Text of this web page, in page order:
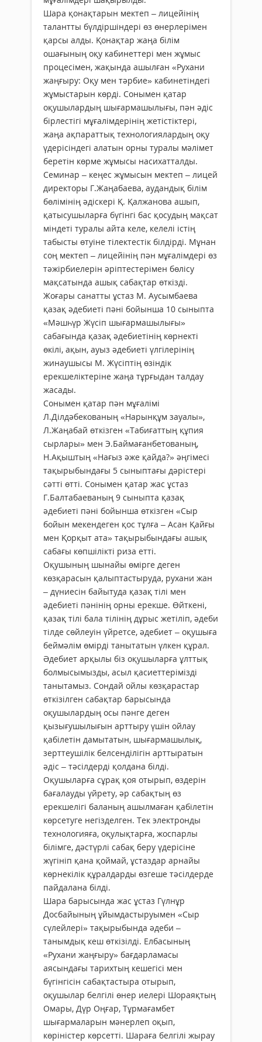
Шара қонақтарын мектеп – лицейінің
талантты бүлдіршіндері өз өнерлерімен
қарсы алды. Қонақтар жаңа білім
ошағының оқу кабинеттері мен жұмыс
процесімен, жақында ашылған «Рухани
жаңғыру: Оқу мен тәрбие» кабинетіндегі
жұмыстарын көрді. Сонымен қатар
оқушылардың шығармашылығы, пән әдіс
бірлестігі мұғалімдерінің жетістіктері,
жаңа ақпараттық технологиялардың оқу
үдерісіндегі алатын орны туралы мәлімет
беретін көрме жұмысы насихатталды.
Семинар – кеңес жұмысын мектеп – лицей
директоры Г.Жаңабаева, аудандық білім
бөлімінің әдіскері Қ. Қалжанова ашып,
қатысушыларға бүгінгі бас қосудың мақсат
міндеті туралы айта келе, келелі істің
табысты өтуіне тілектестік білдірді. Мұнан
соң мектеп – лицейінің пән мұғалімдері өз
тәжірбиелерін әріптестерімен бөлісу
мақсатында ашық сабақтар өткізді.
Жоғары санатты ұстаз М. Аусымбаева
қазақ әдебиеті пәні бойынша 10 сыныпта
«Мәшһүр Жүсіп шығармашылығы»
сабағында қазақ әдебиетінің көрнекті
өкілі, ақын, ауыз әдебиеті үлгілерінің
жинаушысы М. Жүсіптің өзіндік
ерекшеліктеріне жаңа тұрғыдан талдау
жасады.
Сонымен қатар пән мұғалімі
Л.Ділдәбекованың «Нарынқұм зауалы»,
Л.Жаңабай өткізген «Табиғаттың құпия
сырлары» мен Э.Баймағанбетованың,
Н.Ақыштың «Нағыз әже қайда?» әңгімесі
тақырыбындағы 5 сыныптағы дәрістері
сәтті өтті. Сонымен қатар жас ұстаз
Г.Балтабаеваның 9 сыныпта қазақ
әдебиеті пәні бойынша өткізген «Сыр
бойын мекендеген қос тұлға – Асан Қайғы
мен Қорқыт ата» тақырыбындағы ашық
сабағы көпшілікті риза етті.
Оқушының шынайы өмірге деген
көзқарасын қалыптастыруда, рухани жан
– дүниесін байытуда қазақ тілі мен
әдебиеті пәнінің орны ерекше. Өйткені,
қазақ тілі бала тілінің дұрыс жетіліп, әдеби
тілде сөйлеуін үйретсе, әдебиет – оқушыға
беймәлім өмірді танытатын үлкен құрал.
Әдебиет арқылы біз оқушыларға ұлттық
болмысымызды, асыл қасиеттерімізді
танытамыз. Сондай ойлы көзқарастар
өткізілген сабақтар барысында
оқушылардың осы пәнге деген
қызығушылығын арттыру үшін ойлау
қабілетін дамытатын, шығармашылық,
зерттеушілік белсенділігін арттыратын
әдіс – тәсілдерді қолдана білді.
Оқушыларға сұрақ қоя отырып, өздерін
бағалауды үйрету, әр сабақтың өз
ерекшелігі баланың ашылмаған қабілетін
көрсетуге негізделген. Тек электронды
технологияға, оқулықтарға, жоспарлы
білімге, дәстүрлі сабақ беру үдерісіне
жүгініп қана қоймай, ұстаздар арнайы
көрнекілік құралдарды өзгеше тәсілдерде
пайдалана білді.
Шара барысында жас ұстаз Гүлнұр
Досбайының ұйымдастыруымен «Сыр
сүлейлері» тақырыбында әдеби –
танымдық кеш өткізілді. Елбасының
«Рухани жаңғыру» бағдарламасы
аясындағы тарихтың кешегісі мен
бүгінгісін сабақтастыра отырып,
оқушылар белгілі өнер иелері Шораяқтың
Омары, Дүр Оңғар, Тұрмағамбет
шығармаларын мәнерлеп оқып,
көріністер көрсетті. Шараға белгілі жырау